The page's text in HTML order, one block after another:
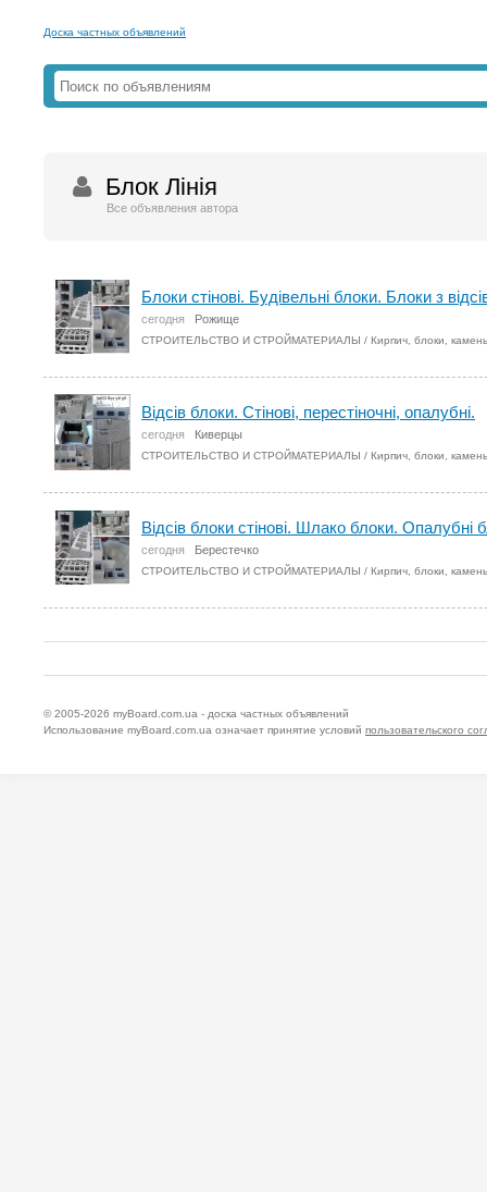
Доска частных объявлений
Блок Лінія
Все объявления автора
Блоки стінові. Будівельні блоки. Блоки з
сегодня Рожище
СТРОИТЕЛЬСТВО И СТРОЙМАТЕРИАЛЫ / Кирпич, блоки, камень
Відсів блоки. Стінові, перестіночні, опалубні.
сегодня Киверцы
СТРОИТЕЛЬСТВО И СТРОЙМАТЕРИАЛЫ / Кирпич, блоки, камень
Відсів блоки стінові. Шлако блоки. Опалубні
сегодня Берестечко
СТРОИТЕЛЬСТВО И СТРОЙМАТЕРИАЛЫ / Кирпич, блоки, камень
© 2005-2026 myBoard.com.ua - доска частных объявлений
Использование myBoard.com.ua означает принятие условий пользовательского